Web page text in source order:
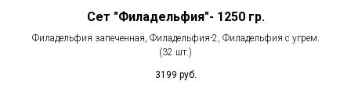
Сет "Филадельфия"- 1250 гр.
Филадельфия запеченная, Филадельфия-2, Филадельфия с угрем.
(32 шт.)
3199 руб.